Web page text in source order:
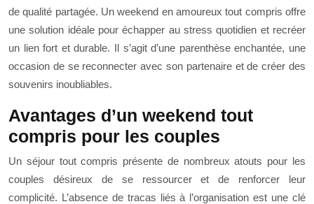
de qualité partagée. Un weekend en amoureux tout compris offre
une solution idéale pour échapper au stress quotidien et recréer
un lien fort et durable. Il s’agit d’une parenthèse enchantée, une
occasion de se reconnecter avec son partenaire et de créer des
souvenirs inoubliables.
Avantages d’un weekend tout
compris pour les couples
Un séjour tout compris présente de nombreux atouts pour les
couples désireux de se ressourcer et de renforcer leur
complicité. L’absence de tracas liés à l’organisation est une clé